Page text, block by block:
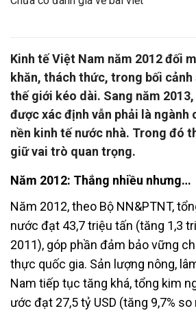
Kinh tế Việt Nam năm 2012 đối
khăn, thách thức, trong bối
thế giới kéo dài. Sang năm
được xác định vẫn phải là ngành
nền kinh tế nước nhà. Trong đó
giữ vai trò quan trọng.
Năm 2012: Thắng nhiều nhưng…
Năm 2012, theo Bộ NN&PTNT,
nước đạt 43,7 triệu tấn (tăng 1,3
2011), góp phần đảm bảo vững
thực quốc gia. Sản lượng nông,
Nam tiếp tục tăng khá, tổng kim
ước đạt 27,5 tỷ USD (tăng 9,7%